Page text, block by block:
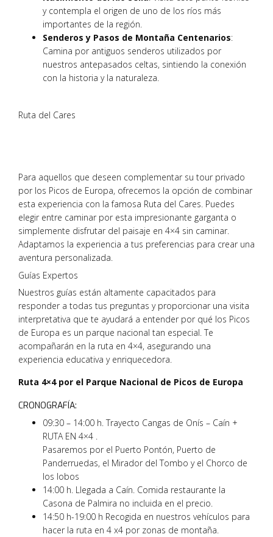
y contempla el origen de uno de los ríos más
importantes de la región.
Senderos y Pasos de Montaña Centenarios:
Camina por antiguos senderos utilizados por
nuestros antepasados celtas, sintiendo la conexión
con la historia y la naturaleza.
Ruta del Cares
Para aquellos que deseen complementar su tour privado
por los Picos de Europa, ofrecemos la opción de combinar
esta experiencia con la famosa Ruta del Cares. Puedes
elegir entre caminar por esta impresionante garganta o
simplemente disfrutar del paisaje en 4×4 sin caminar.
Adaptamos la experiencia a tus preferencias para crear una
aventura personalizada.
Guías Expertos
Nuestros guías están altamente capacitados para
responder a todas tus preguntas y proporcionar una visita
interpretativa que te ayudará a entender por qué los Picos
de Europa es un parque nacional tan especial. Te
acompañarán en la ruta en 4×4, asegurando una
experiencia educativa y enriquecedora.
Ruta 4×4 por el Parque Nacional de Picos de Europa
CRONOGRAFÍA:
09:30 – 14:00 h. Trayecto Cangas de Onís – Caín +
RUTA EN 4×4 .
Pasaremos por el Puerto Pontón, Puerto de
Panderruedas, el Mirador del Tombo y el Chorco de
los lobos
14:00 h. Llegada a Caín. Comida restaurante la
Casona de Palmira no incluida en el precio.
14:50 h-19:00 h Recogida en nuestros vehículos para
hacer la ruta en 4 x4 por zonas de montaña.